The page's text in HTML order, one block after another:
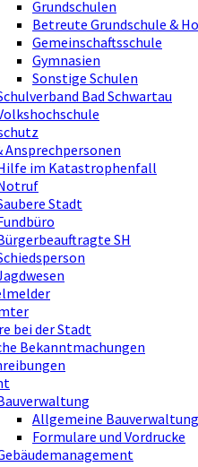
Grundschulen
Betreute Grundschule &
Gemeinschaftsschule
Gymnasien
Sonstige Schulen
Bad Schwartau
Ansprechpersonen
im Katastrophenfall
Stadt
SH
bei der Stadt
Bekanntmachungen
Allgemeine Bauverwaltung
Formulare und Vordrucke